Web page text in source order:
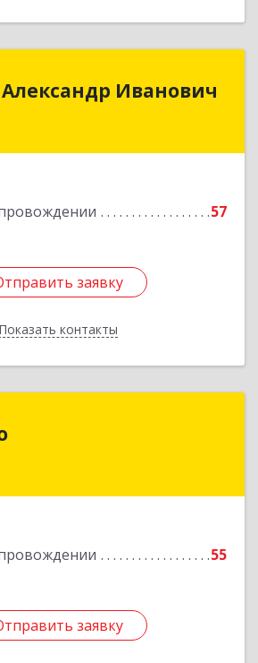
Иванович
57
заявку
Показать контакты
край, Тбилисский р-н,
заявку
Назад
55
заявку
заявку